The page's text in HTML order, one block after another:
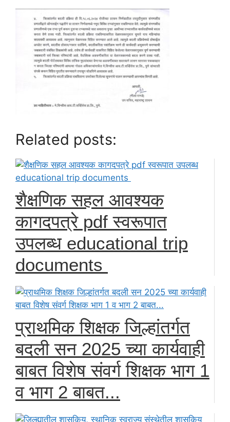
Related posts:
शैक्षणिक सहल आवश्यक
कागदपत्रे pdf स्वरूपात
उपलब्ध educational trip
documents
प्राथमिक शिक्षक जिल्हांतर्गत
बदली सन 2025 च्या कार्यवाही
बाबत विशेष संवर्ग शिक्षक भाग 1
व भाग 2 बाबत...